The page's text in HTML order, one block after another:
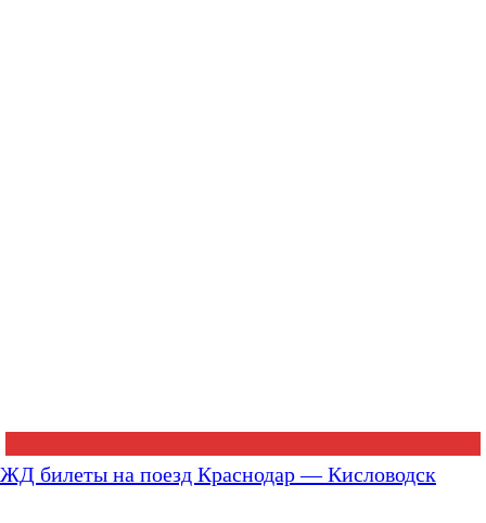
ЖД билеты на поезд Краснодар — Кисловодск